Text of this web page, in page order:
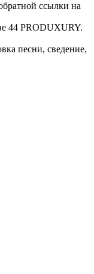
ссылки на
44 PRODUXURY.
песни, сведение,